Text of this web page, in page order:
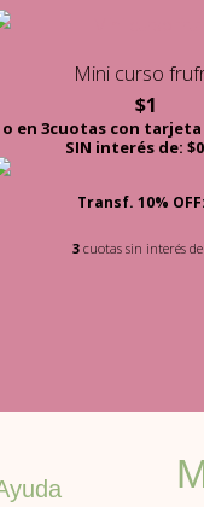
Mini curso
$1
o en 3cuotas con tarjeta
SIN interés de:
Transf. 10% OFF:
3 cuotas sin interés de